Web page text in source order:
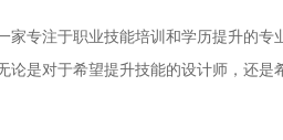
专注于职业技能培训和学历提升的
论是对于希望提升技能的设计师，还